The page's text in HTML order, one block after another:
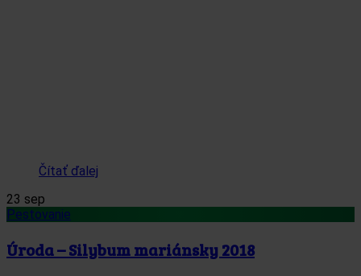
Čítať ďalej
23 sep
Pestovanie
Úroda – Silybum mariánsky 2018